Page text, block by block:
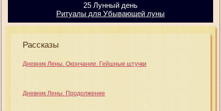
25 Лунный день
Ритуалы для Убывающей луны
Рассказы
Дневник Лены. Окончание. Гейшные штучки
Дневник Лены. Продолжение